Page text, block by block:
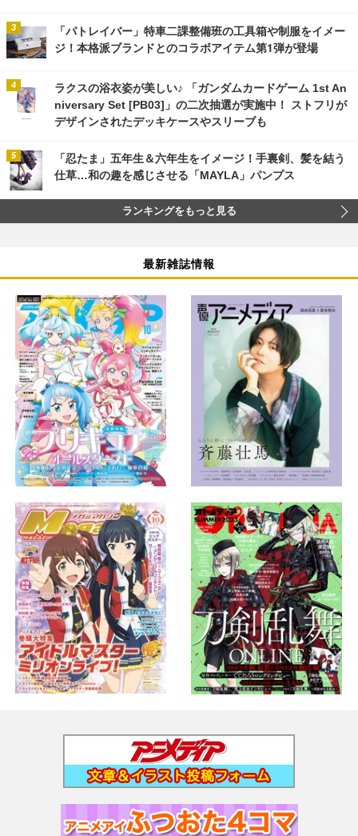
「パトレイバー」特車二課整備班の工具箱や制服をイメー
ジ！本格派ブランドとのコラボアイテム第1弾が登場
ラクスの浴衣姿が美しい♪ 「ガンダムカードゲーム 1st An
niversary Set [PB03]」の二次抽選が実施中！ ストフリが
デザインされたデッキケースやスリーブも
「忍たま」五年生＆六年生をイメージ！手裏剣、髪を結う
仕草…和の趣を感じさせる「MAYLA」パンプス
ランキングをもっと見る
最新雑誌情報